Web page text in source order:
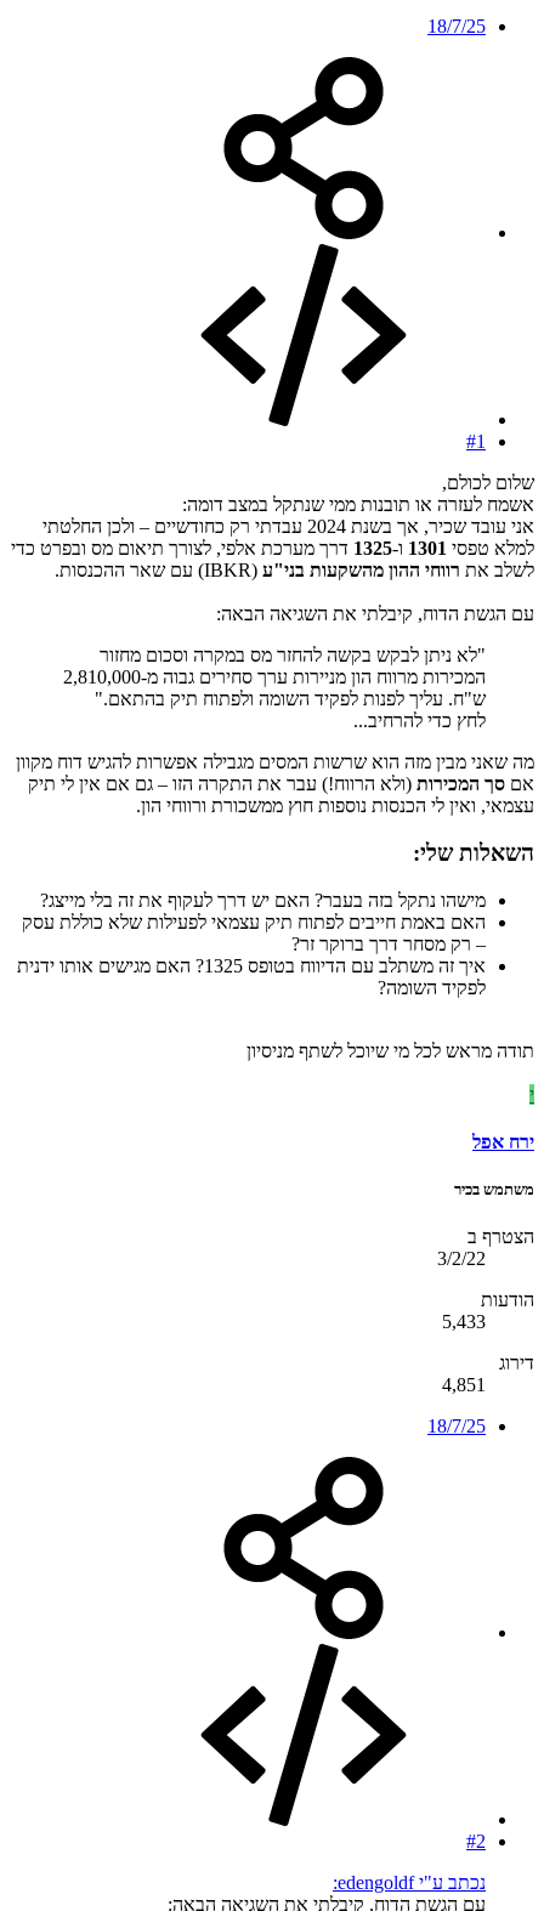
18/7/25
#1
שלום לכולם,
אשמח לעזרה או תובנות ממי שנתקל במצב דומה:
אני עובד שכיר, אך בשנת 2024 עבדתי רק כחודשיים – ולכן החלטתי
למלא טפסי 1301 ו-1325 דרך מערכת אלפי, לצורך תיאום מס ובפרט כדי
לשלב את רווחי ההון מהשקעות בני"ע (IBKR) עם שאר ההכנסות.
עם הגשת הדוח, קיבלתי את השגיאה הבאה:
"לא ניתן לבקש בקשה להחזר מס במקרה וסכום מחזור
המכירות מרווח הון מניירות ערך סחירים גבוה מ-2,810,000
ש"ח. עליך לפנות לפקיד השומה ולפתוח תיק בהתאם."
לחץ כדי להרחיב...
מה שאני מבין מזה הוא שרשות המסים מגבילה אפשרות להגיש דוח מקוון
אם סך המכירות (ולא הרווח!) עבר את התקרה הזו – גם אם אין לי תיק
עצמאי, ואין לי הכנסות נוספות חוץ ממשכורת ורווחי הון.
השאלות שלי:​
מישהו נתקל בזה בעבר? האם יש דרך לעקוף את זה בלי מייצג?
האם באמת חייבים לפתוח תיק עצמאי לפעילות שלא כוללת עסק
– רק מסחר דרך ברוקר זר?
איך זה משתלב עם הדיווח בטופס 1325? האם מגישים אותו ידנית
לפקיד השומה?
תודה מראש לכל מי שיוכל לשתף מניסיון
י
ירח אפל
משתמש בכיר
הצטרף ב
3/2/22
הודעות
5,433
דירוג
4,851
18/7/25
#2
נכתב ע"י edengoldf:
עם הגשת הדוח, קיבלתי את השגיאה הבאה: